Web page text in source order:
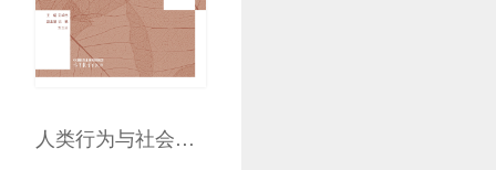
人类行为与社会环境（第四版）